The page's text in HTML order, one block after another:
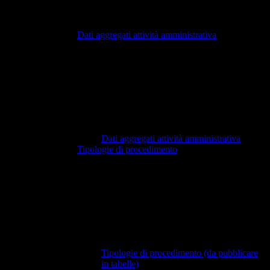
Dati aggregati attività amministrativa
Dati aggregati attività amministrativa
Tipologie di procedimento
Tipologie di procedimento (da pubblicare
in tabelle)